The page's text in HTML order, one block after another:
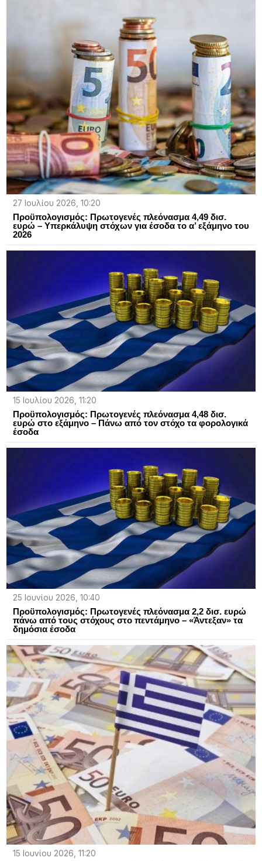
27 Ιουλίου 2026, 10:20
Προϋπολογισμός: Πρωτογενές πλεόνασμα 4,49 δισ.
ευρώ – Υπερκάλυψη στόχων για έσοδα το α’ εξάμηνο του
2026
15 Ιουλίου 2026, 11:20
Προϋπολογισμός: Πρωτογενές πλεόνασμα 4,48 δισ.
ευρώ στο εξάμηνο – Πάνω από τον στόχο τα φορολογικά
έσοδα
25 Ιουνίου 2026, 10:40
Προϋπολογισμός: Πρωτογενές πλεόνασμα 2,2 δισ. ευρώ
πάνω από τους στόχους στο πεντάμηνο – «Άντεξαν» τα
δημόσια έσοδα
15 Ιουνίου 2026, 11:20